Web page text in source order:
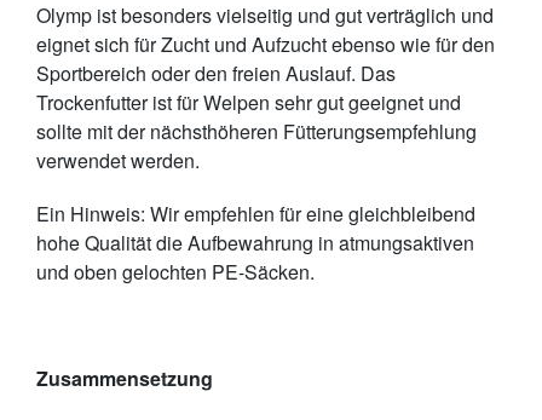
Olymp ist besonders vielseitig und gut verträglich und
eignet sich für Zucht und Aufzucht ebenso wie für den
Sportbereich oder den freien Auslauf. Das
Trockenfutter ist für Welpen sehr gut geeignet und
sollte mit der nächsthöheren Fütterungsempfehlung
verwendet werden.
Ein Hinweis: Wir empfehlen für eine gleichbleibend
hohe Qualität die Aufbewahrung in atmungsaktiven
und oben gelochten PE-Säcken.
Zusammensetzung